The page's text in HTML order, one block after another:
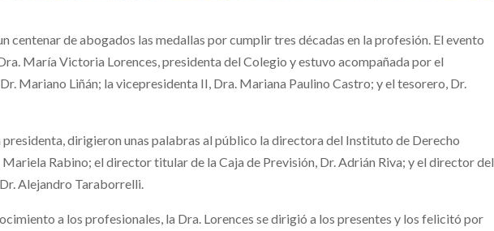
centenar de abogados las medallas por cumplir tres décadas en la profesión. El evento
María Victoria Lorences, presidenta del Colegio y estuvo acompañada por el
Mariano Liñán; la vicepresidenta II, Dra. Mariana Paulino Castro; y el tesorero, Dr.
presidenta, dirigieron unas palabras al público la directora del Instituto de Derecho
Rabino; el director titular de la Caja de Previsión, Dr. Adrián Riva; y el director del
Alejandro Taraborrelli.
a los profesionales, la Dra. Lorences se dirigió a los presentes y los felicitó por